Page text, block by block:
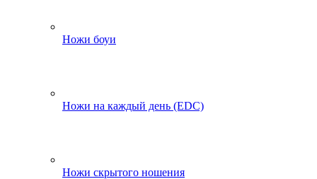
Ножи боуи
Ножи на каждый день (EDC)
Ножи скрытого ношения